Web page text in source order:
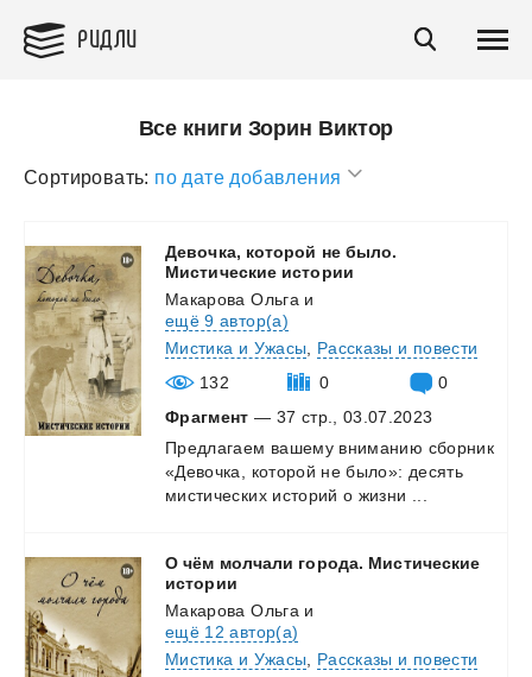
РИДЛИ
Все книги Зорин Виктор
Сортировать: по дате добавления
Девочка, которой не было.
Мистические истории
Макарова Ольга и
ещё 9 автор(а)
Мистика и Ужасы
Рассказы и повести
132
0
0
Фрагмент — 37 стр., 03.07.2023
Предлагаем вашему вниманию сборник
«Девочка,
которой не было»: десять
мистических историй о жизни
О чём молчали города. Мистические
истории
Макарова Ольга и
ещё 12 автор(а)
Мистика и Ужасы
Рассказы и повести